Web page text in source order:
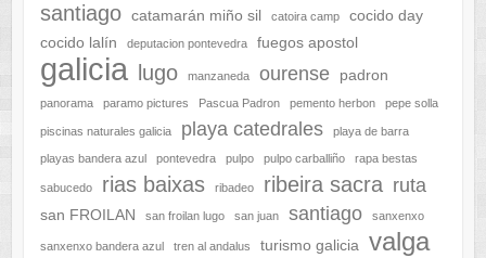
santiago catamarán miño sil catoira camp
cocido day
cocido lalín
deputacion pontevedra fuegos apostol
galicia lugo manzaneda ourense padron
panorama paramo pictures Pascua Padron pemento herbon pepe solla
piscinas naturales galicia playa catedrales playa de barra
playas bandera azul pontevedra pulpo pulpo carballiño rapa bestas
sabucedo rias baixas ribadeo ribeira sacra ruta
san FROILAN san froilan lugo san juan santiago sanxenxo
sanxenxo bandera azul tren al andalus turismo galicia valga